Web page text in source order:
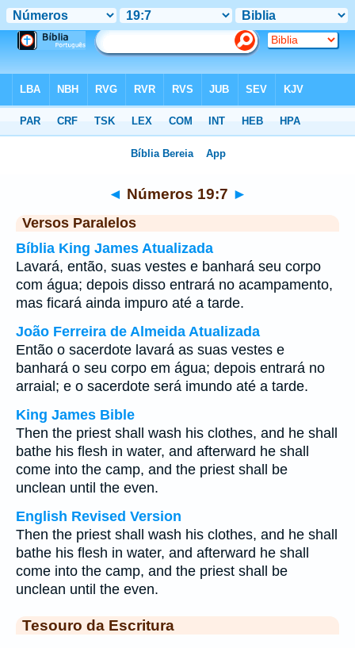
◄ Números 19:7 ►
Versos Paralelos
Bíblia King James Atualizada
Lavará, então, suas vestes e banhará seu corpo
com água; depois disso entrará no acampamento,
mas ficará ainda impuro até a tarde.
João Ferreira de Almeida Atualizada
Então o sacerdote lavará as suas vestes e
banhará o seu corpo em água; depois entrará no
arraial; e o sacerdote será imundo até a tarde.
King James Bible
Then the priest shall wash his clothes, and he shall
bathe his flesh in water, and afterward he shall
come into the camp, and the priest shall be
unclean until the even.
English Revised Version
Then the priest shall wash his clothes, and he shall
bathe his flesh in water, and afterward he shall
come into the camp, and the priest shall be
unclean until the even.
Tesouro da Escritura